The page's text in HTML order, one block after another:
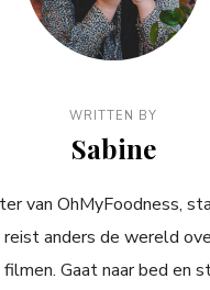
WRITTEN BY
Sabine
van OhMyFoodness,
reist anders de wereld
Gaat naar bed en